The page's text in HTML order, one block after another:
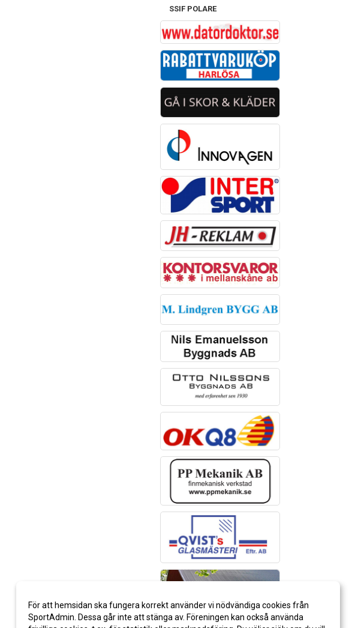
SSIF POLARE
För att hemsidan ska fungera korrekt använder vi nödvändiga cookies från
SportAdmin. Dessa går inte att stänga av. Föreningen kan också använda